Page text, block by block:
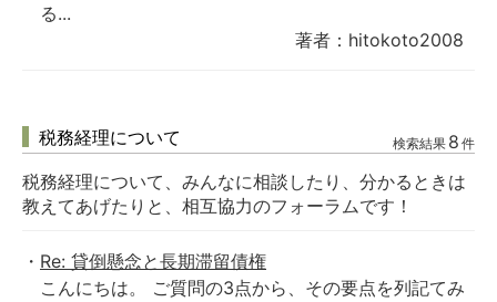
る...
著者：hitokoto2008
税務経理について 検索結果 8 件
税務経理について、みんなに相談したり、分かるときは
教えてあげたりと、相互協力のフォーラムです！
Re: 貸倒懸念と長期滞留債権
こんにちは。 ご質問の3点から、その要点を列記てみ